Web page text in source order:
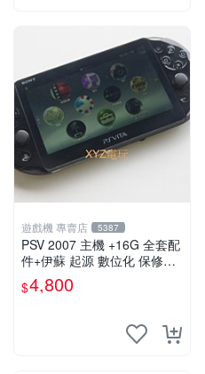
遊戲機 專賣店 5387
PSV 2007 主機 +16G 全套配
件+伊蘇 起源 數位化 保修一
年 品質有保障
$4,800